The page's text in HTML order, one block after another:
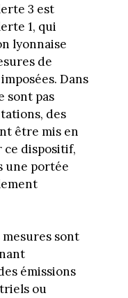
3 est
1, qui
lyonnaise
de
Dans
sont pas
des
être mis en
ce dispositif,
une portée
sont
émissions
ou